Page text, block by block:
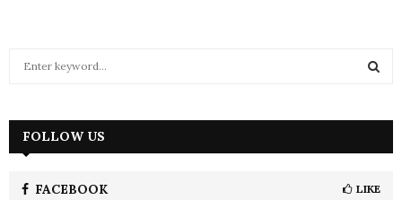
h
FOLLOW US
FACEBOOK LIKE